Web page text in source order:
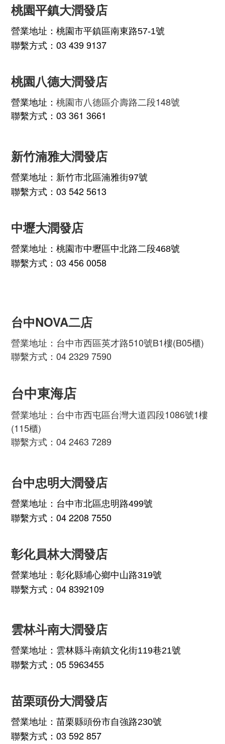
桃園平鎮大潤發店
營業地址： 桃園市平鎮區南東路57-1號
聯繫方式：03 439 9137
桃園八德大潤發店
營業地址： 桃園市八德區介壽路二段148號
聯繫方式：03 361 3661
新竹湳雅大潤發店
營業地址： 新竹市北區湳雅街97號
聯繫方式：03 542 5613
中壢大潤發店
營業地址： 桃園市中壢區中北路二段468號
聯繫方式：03 456 0058
台中NOVA二店
營業地址：台中市西區英才路510號B1樓(B05櫃)
聯繫方式：04 2329 7590
台中東海店
營業地址：台中市西屯區台灣大道四段1086號1樓
(115櫃)
聯繫方式：04 2463 7289
台中忠明大潤發店
營業地址： 台中市北區忠明路499號
聯繫方式：04 2208 7550
彰化員林大潤發店
營業地址： 彰化縣埔心鄉中山路319號
聯繫方式：04 8392109
雲林斗南大潤發店
營業地址： 雲林縣斗南鎮文化街119巷21號
聯繫方式：05 5963455
苗栗頭份大潤發店
營業地址： 苗栗縣頭份市自強路230號
聯繫方式：03 592 857